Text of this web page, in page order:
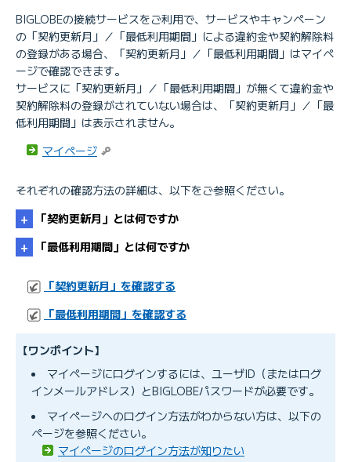
BIGLOBEの接続サービスをご利用で、サービスやキャンペーン
の「契約更新月」／「最低利用期間」による違約金や契約解除料
の登録がある場合、「契約更新月」／「最低利用期間」はマイペ
ージで確認できます。
サービスに「契約更新月」／「最低利用期間」が無くて違約金や
契約解除料の登録がされていない場合は、「契約更新月」／「最
低利用期間」は表示されません。
マイページ
それぞれの確認方法の詳細は、以下をご参照ください。
「契約更新月」とは何ですか
「最低利用期間」とは何ですか
「契約更新月」を確認する
「最低利用期間」を確認する
【ワンポイント】
マイページにログインするには、ユーザID（またはログ
インメールアドレス）とBIGLOBEパスワードが必要です。
マイページへのログイン方法がわからない方は、以下の
ページを参照ください。
マイページのログイン方法が知りたい